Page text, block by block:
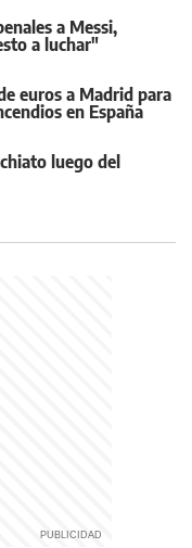
a Messi,
a luchar"
euros a Madrid para
en España
luego del